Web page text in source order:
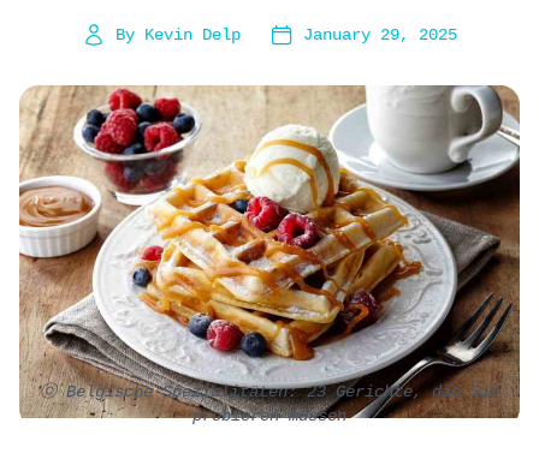
By Kevin Delp January 29, 2025
ⓒ Belgische Spezialitäten: 23 Gerichte, die Sie
probieren müssen